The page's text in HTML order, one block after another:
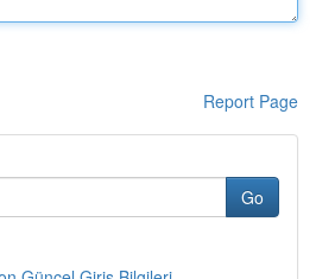
Report Page
Go